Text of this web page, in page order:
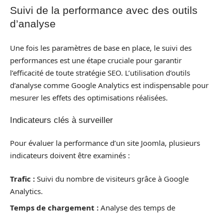
Suivi de la performance avec des outils
d’analyse
Une fois les paramètres de base en place, le suivi des
performances est une étape cruciale pour garantir
l’efficacité de toute stratégie SEO. L’utilisation d’outils
d’analyse comme Google Analytics est indispensable pour
mesurer les effets des optimisations réalisées.
Indicateurs clés à surveiller
Pour évaluer la performance d’un site Joomla, plusieurs
indicateurs doivent être examinés :
Trafic : Suivi du nombre de visiteurs grâce à Google
Analytics.
Temps de chargement : Analyse des temps de